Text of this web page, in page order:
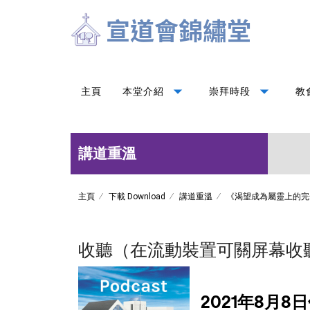
主頁 本堂介紹 arrow_drop_down 崇拜時段 arrow_drop_down 教
講道重溫
主頁 下載 Download 講道重溫 《渴望成為屬靈上的
收聽（在流動裝置可關屏幕收